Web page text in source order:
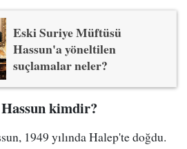
Eski Suriye Müftüsü
Hassun'a yöneltilen
suçlamalar neler?
kimdir?
1949 yılında Halep'te doğdu.